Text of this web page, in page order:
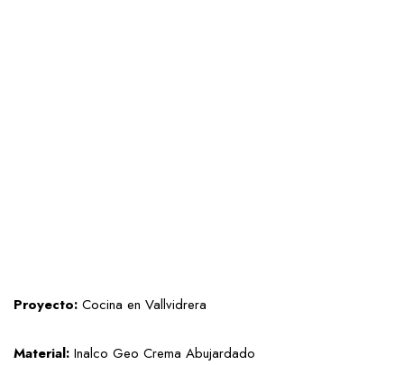
Proyecto: Cocina en Vallvidrera
Material: Inalco Geo Crema Abujardado